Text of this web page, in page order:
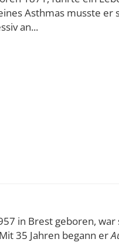
Asthmas musste er
an...
in Brest geboren,
35 Jahren begann er